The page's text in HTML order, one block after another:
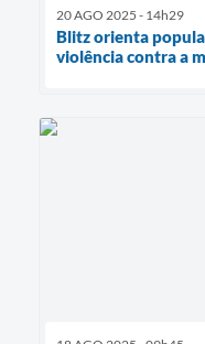
20 AGO 2025 - 14h29
Blitz orienta
violência contra a